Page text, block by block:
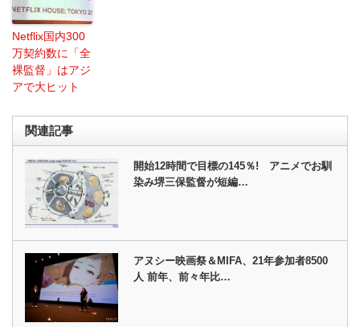
Netflix国内300
万契約数に「全
裸監督」はアジ
アで大ヒット
関連記事
開始12時間で目標の145％! アニメでお馴
染み堺三保監督が短編…
アヌシー映画祭＆MIFA、21年参加者8500
人 前年、前々年比…